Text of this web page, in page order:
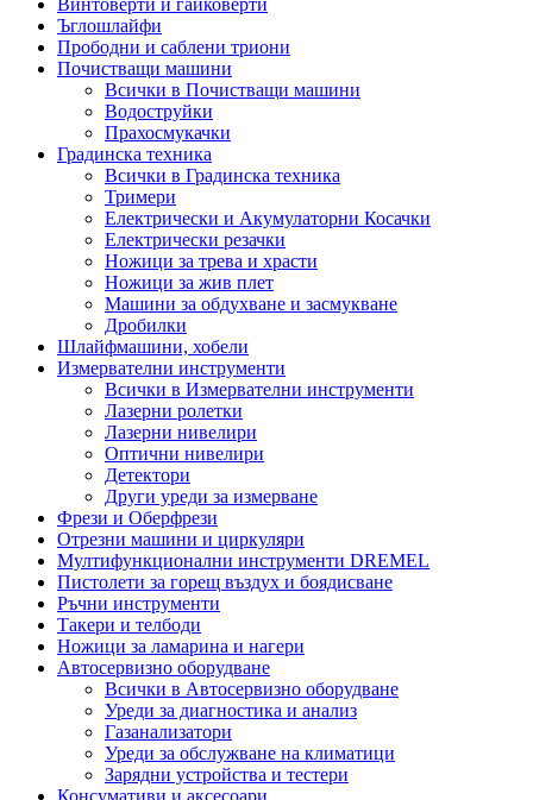
Винтоверти и гайковерти
Ъглошлайфи
Прободни и саблени триони
Почистващи машини
Всички в Почистващи машини
Водоструйки
Прахосмукачки
Градинска техника
Всички в Градинска техника
Тримери
Електрически и Акумулаторни Косачки
Електрически резачки
Ножици за трева и храсти
Ножици за жив плет
Машини за обдухване и засмукване
Дробилки
Шлайфмашини, хобели
Измервателни инструменти
Всички в Измервателни инструменти
Лазерни ролетки
Лазерни нивелири
Оптични нивелири
Детектори
Други уреди за измерване
Фрези и Оберфрези
Отрезни машини и циркуляри
Мултифункционални инструменти DREMEL
Пистолети за горещ въздух и боядисване
Ръчни инструменти
Такери и телбоди
Ножици за ламарина и нагери
Автосервизно оборудване
Всички в Автосервизно оборудване
Уреди за диагностика и анализ
Газанализатори
Уреди за обслужване на климатици
Зарядни устройства и тестери
Консумативи и аксесоари